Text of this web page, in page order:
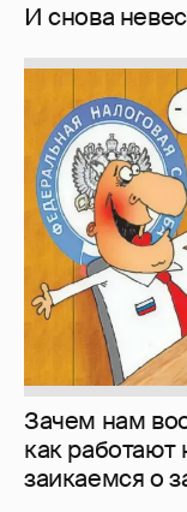
И снова
Зачем нам
как работают
заикаемся о